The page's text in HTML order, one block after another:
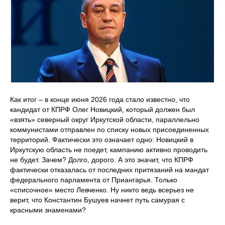
Как итог – в конце июня 2026 года стало известно, что
кандидат от КПРФ Олег Новицкий, который должен был
«взять» северный округ Иркутской области, параллельно
коммунистами отправлен по списку новых присоединенных
территорий. Фактически это означает одно: Новицкий в
Иркутскую область не поедет, кампанию активно проводить
не будет. Зачем? Долго, дорого. А это значит, что КПРФ
фактически отказалась от последних притязаний на мандат
федерального парламента от Приангарья. Только
«списочное» место Левченко. Ну никто ведь всерьез не
верит, что Константин Бушуев начнет путь самурая с
красными знаменами?